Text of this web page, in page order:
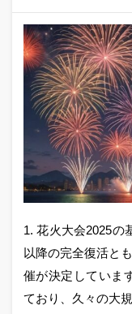
1. 花火大会2025の
以降の完全復活と
催が決定していま
ており、久々の大